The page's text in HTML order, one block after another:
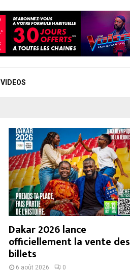
VIDEOS
Dakar 2026 lance
officiellement la vente des
billets
6 août 2026 0